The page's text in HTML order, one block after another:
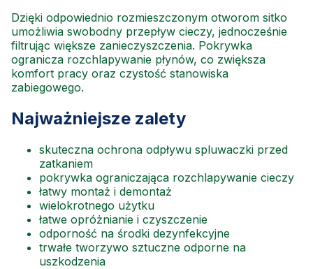
Dzięki odpowiednio rozmieszczonym otworom sitko
umożliwia swobodny przepływ cieczy, jednocześnie
filtrując większe zanieczyszczenia. Pokrywka
ogranicza rozchlapywanie płynów, co zwiększa
komfort pracy oraz czystość stanowiska
zabiegowego.
Najważniejsze zalety
skuteczna ochrona odpływu spluwaczki przed
zatkaniem
pokrywka ograniczająca rozchlapywanie cieczy
łatwy montaż i demontaż
wielokrotnego użytku
łatwe opróżnianie i czyszczenie
odporność na środki dezynfekcyjne
trwałe tworzywo sztuczne odporne na
uszkodzenia